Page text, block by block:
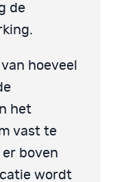
de
hoeveel
het
vast te
boven
wordt